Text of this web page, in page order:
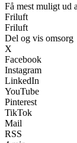
Få mest muligt ud
Friluft
Friluft
Del og vis omsorg
X
Facebook
Instagram
LinkedIn
YouTube
Pinterest
TikTok
Mail
RSS